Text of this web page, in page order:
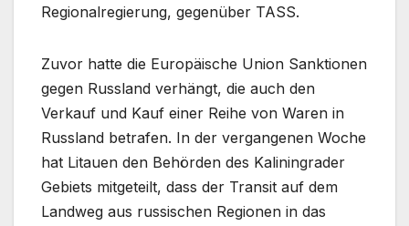
Regionalregierung, gegenüber TASS.
Zuvor hatte die Europäische Union Sanktionen
gegen Russland verhängt, die auch den
Verkauf und Kauf einer Reihe von Waren in
Russland betrafen. In der vergangenen Woche
hat Litauen den Behörden des Kaliningrader
Gebiets mitgeteilt, dass der Transit auf dem
Landweg aus russischen Regionen in das